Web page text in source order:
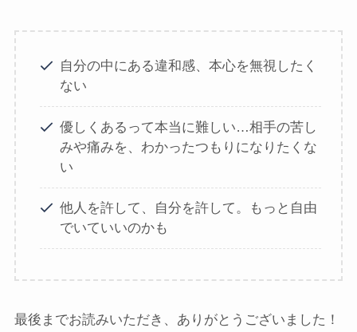
自分の中にある違和感、本心を無視したく
ない
優しくあるって本当に難しい…相手の苦し
みや痛みを、わかったつもりになりたくな
い
他人を許して、自分を許して。もっと自由
でいていいのかも
最後までお読みいただき、ありがとうございました！